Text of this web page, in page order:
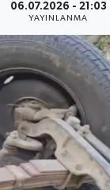
06.07.2026 - 21:03
YAYINLANMA